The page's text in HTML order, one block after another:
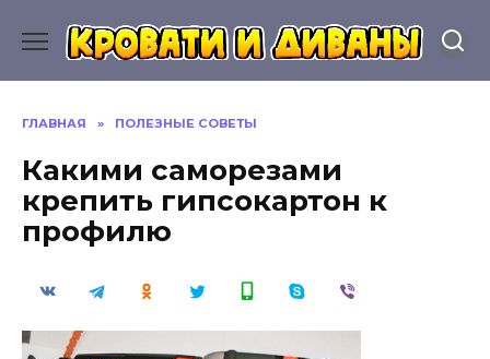
содержанию
ГЛАВНАЯ » ПОЛЕЗНЫЕ СОВЕТЫ
Какими саморезами
крепить гипсокартон к
профилю